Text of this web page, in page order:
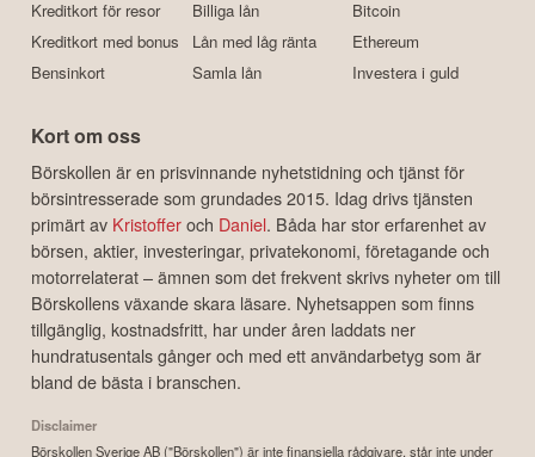
Kreditkort för resor
Kreditkort med bonus
Bensinkort
Billiga lån
Lån med låg ränta
Samla lån
Bitcoin
Ethereum
Investera i guld
Kort om oss
Börskollen är en prisvinnande nyhetstidning och tjänst för
börsintresserade som grundades 2015. Idag drivs tjänsten
primärt av Kristofferoch Daniel. Båda har stor erfarenhet av
börsen, aktier, investeringar, privatekonomi, företagande och
motorrelaterat – ämnen som det frekvent skrivs nyheter om till
Börskollens växande skara läsare. Nyhetsappen som finns
tillgänglig, kostnadsfritt, har under åren laddats ner
hundratusentals gånger och med ett användarbetyg som är
bland de bästa i branschen.
Disclaimer
Börskollen Sverige AB ("Börskollen") är inte finansiella rådgivare, står inte under